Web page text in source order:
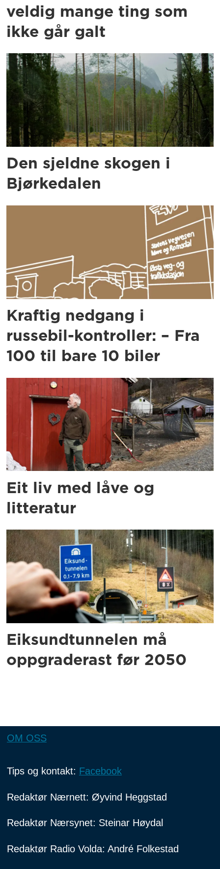
veldig mange ting som
ikke går galt
Den sjeldne skogen i
Bjørkedalen
Kraftig nedgang i
russebil-kontroller: – Fra
100 til bare 10 biler
Eit liv med låve og
litteratur
Eiksundtunnelen må
oppgraderast før 2050
OM OSS
Tips og kontakt: Facebook
Redaktør Nærnett: Øyvind Heggstad
Redaktør Nærsynet: Steinar Høydal
Redaktør Radio Volda: André Folkestad